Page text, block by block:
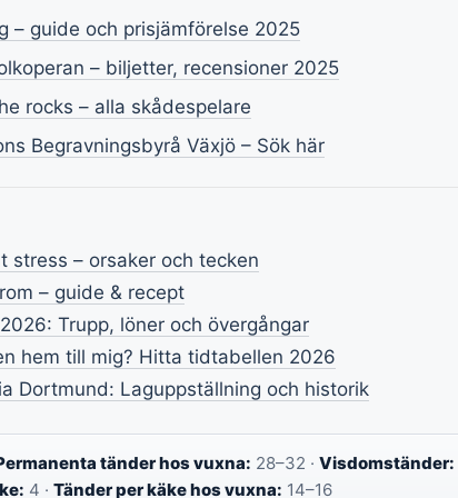
– guide och prisjämförelse 2025
– biljetter, recensioner 2025
rocks – alla skådespelare
Begravningsbyrå Växjö – Sök här
stress – orsaker och tecken
– guide & recept
Trupp, löner och övergångar
hem till mig? Hitta tidtabellen 2026
Dortmund: Laguppställning och historik
tänder hos vuxna: 28–32 · Visdomständer:
4 · Tänder per käke hos vuxna: 14–16